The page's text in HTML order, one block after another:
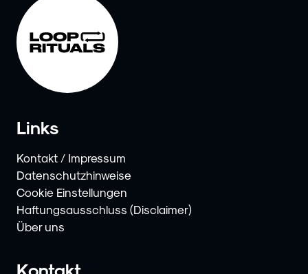
Links
Kontakt / Impressum
Datenschutzhinweise
Cookie Einstellungen
Haftungsausschluss (Disclaimer)
Über uns
Kontakt